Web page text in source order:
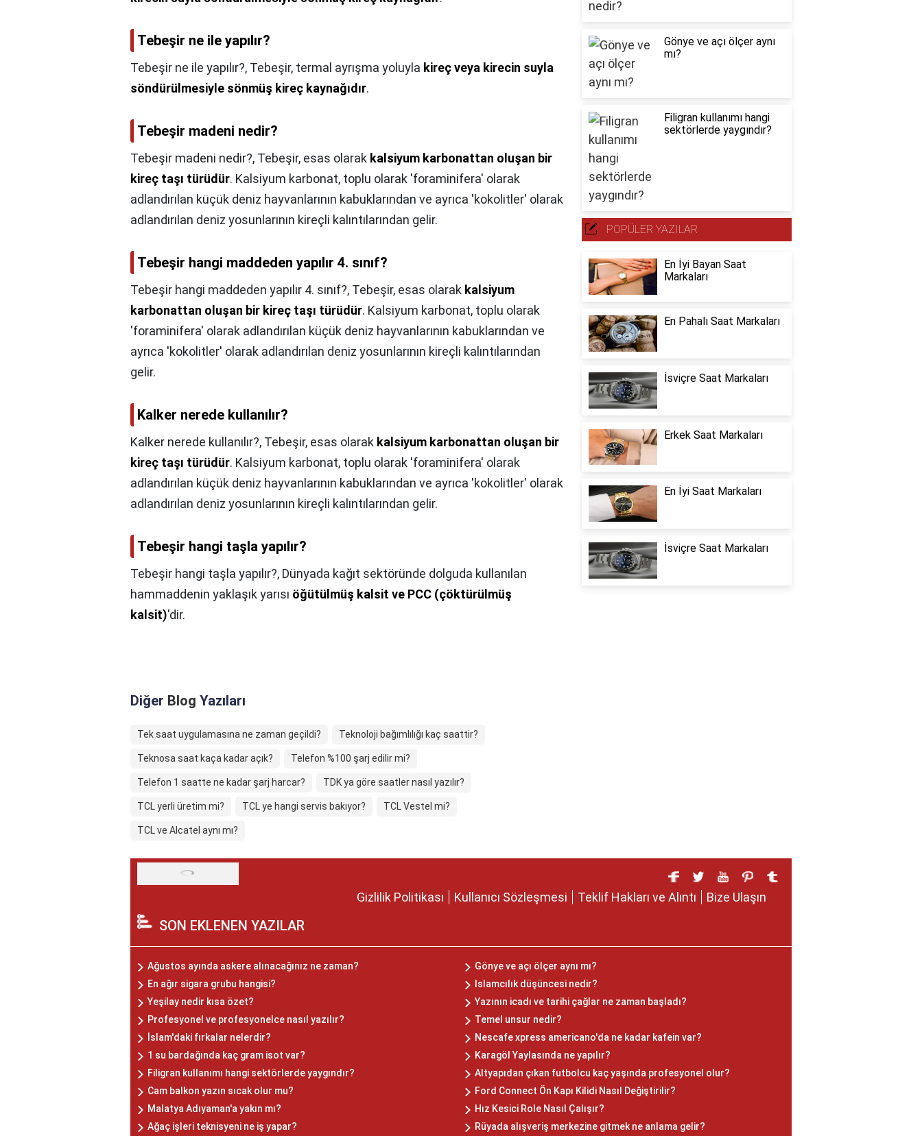
Tebeşir ne ile yapılır?
Tebeşir ne ile yapılır?, Tebeşir, termal ayrışma yoluyla kireç veya kirecin suyla
söndürülmesiyle sönmüş kireç kaynağıdır.
Tebeşir madeni nedir?
Tebeşir madeni nedir?, Tebeşir, esas olarak kalsiyum karbonattan oluşan bir
kireç taşı türüdür. Kalsiyum karbonat, toplu olarak 'foraminifera' olarak
adlandırılan küçük deniz hayvanlarının kabuklarından ve ayrıca 'kokolitler' olarak
adlandırılan deniz yosunlarının kireçli kalıntılarından gelir.
Tebeşir hangi maddeden yapılır 4. sınıf?
Tebeşir hangi maddeden yapılır 4. sınıf?, Tebeşir, esas olarak kalsiyum
karbonattan oluşan bir kireç taşı türüdür. Kalsiyum karbonat, toplu olarak
'foraminifera' olarak adlandırılan küçük deniz hayvanlarının kabuklarından ve
ayrıca 'kokolitler' olarak adlandırılan deniz yosunlarının kireçli kalıntılarından
gelir.
Kalker nerede kullanılır?
Kalker nerede kullanılır?, Tebeşir, esas olarak kalsiyum karbonattan oluşan bir
kireç taşı türüdür. Kalsiyum karbonat, toplu olarak 'foraminifera' olarak
adlandırılan küçük deniz hayvanlarının kabuklarından ve ayrıca 'kokolitler' olarak
adlandırılan deniz yosunlarının kireçli kalıntılarından gelir.
Tebeşir hangi taşla yapılır?
Tebeşir hangi taşla yapılır?, Dünyada kağıt sektöründe dolguda kullanılan
hammaddenin yaklaşık yarısı öğütülmüş kalsit ve PCC (çöktürülmüş
kalsit)'dir.
Diğer Blog Yazıları
Tek saat uygulamasına ne zaman geçildi? Teknoloji bağımlılığı kaç saattir?
Teknosa saat kaça kadar açık? Telefon %100 şarj edilir mi?
Telefon 1 saatte ne kadar şarj harcar? TDK ya göre saatler nasıl yazılır?
TCL yerli üretim mi? TCL ye hangi servis bakıyor? TCL Vestel mi?
TCL ve Alcatel aynı mı?
Gönye ve açı ölçer aynı
mı?
Filigran kullanımı hangi
sektörlerde yaygındır?
POPÜLER YAZILAR
En İyi Bayan Saat
Markaları
En Pahalı Saat Markaları
İsviçre Saat Markaları
Erkek Saat Markaları
En İyi Saat Markaları
İsviçre Saat Markaları
Gizlilik Politikası Kullanıcı Sözleşmesi Teklif Hakları ve Alıntı Bize Ulaşın
SON EKLENEN YAZILAR
Ağustos ayında askere alınacağınız ne zaman?
Gönye ve açı ölçer aynı mı?
En ağır sigara grubu hangisi?
Islamcılık düşüncesi nedir?
Yeşilay nedir kısa özet?
Yazının icadı ve tarihi çağlar ne zaman başladı?
Profesyonel ve profesyonelce nasıl yazılır?
Temel unsur nedir?
İslam'daki fırkalar nelerdir?
Nescafe xpress americano'da ne kadar kafein var?
1 su bardağında kaç gram isot var?
Karagöl Yaylasında ne yapılır?
Filigran kullanımı hangi sektörlerde yaygındır?
Altyapıdan çıkan futbolcu kaç yaşında profesyonel olur?
Cam balkon yazın sıcak olur mu?
Ford Connect Ön Kapı Kilidi Nasıl Değiştirilir?
Malatya Adıyaman'a yakın mı?
Hız Kesici Role Nasıl Çalışır?
Ağaç işleri teknisyeni ne iş yapar?
Rüyada alışveriş merkezine gitmek ne anlama gelir?